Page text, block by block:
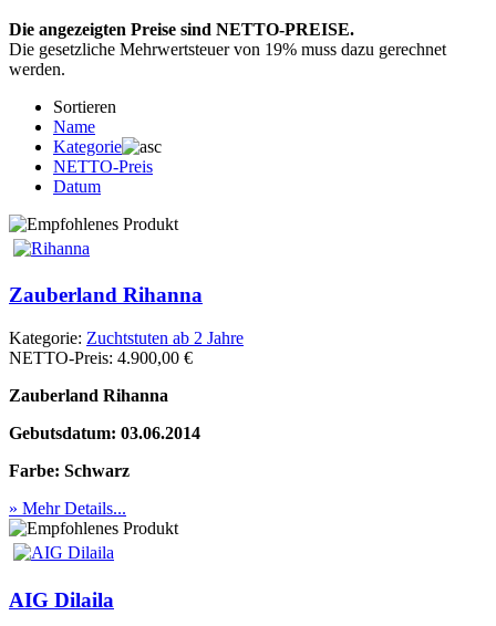
Die angezeigten Preise sind NETTO-PREISE.
Die gesetzliche Mehrwertsteuer von 19% muss dazu gerechnet
werden.
Sortieren
Name
Kategorie
NETTO-Preis
Datum
Zauberland Rihanna
Kategorie: Zuchtstuten ab 2 Jahre
NETTO-Preis: 4.900,00 €
Zauberland Rihanna
Gebutsdatum: 03.06.2014
Farbe: Schwarz
» Mehr Details...
AIG Dilaila